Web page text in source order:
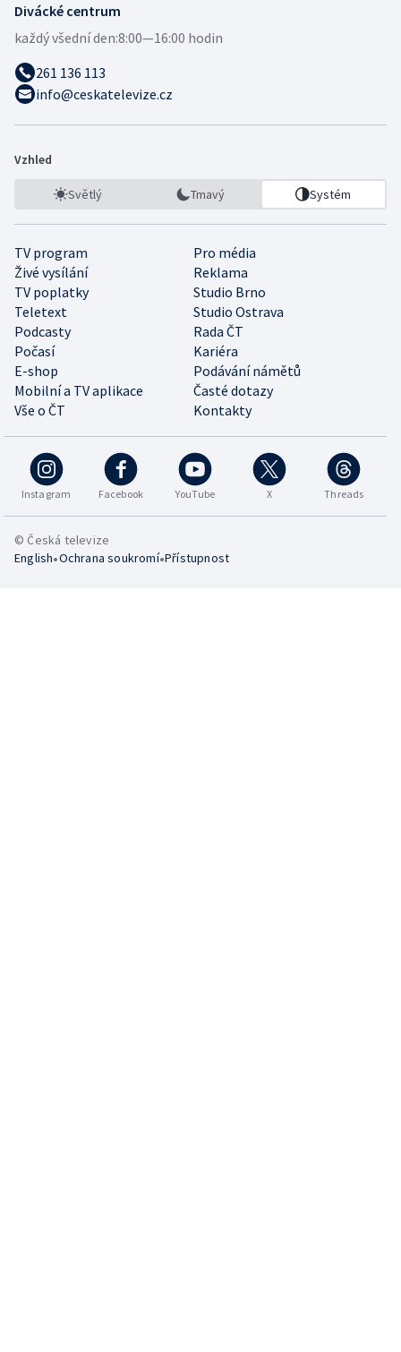
Divácké centrum
každý všední den:8:00—16:00 hodin
261 136 113
info@ceskatelevize.cz
Vzhled
Světlý Tmavý Systém
TV program
Pro média
Živé vysílání
Reklama
TV poplatky
Studio Brno
Teletext
Studio Ostrava
Podcasty
Rada ČT
Počasí
Kariéra
E-shop
Podávání námětů
Mobilní a TV aplikace
Časté dotazy
Vše o ČT
Kontakty
Instagram Facebook YouTube X Threads
© Česká televize
English•Ochrana soukromí•Přístupnost